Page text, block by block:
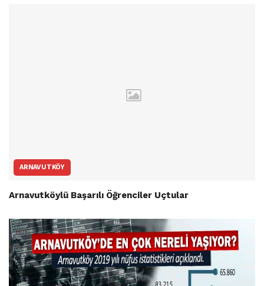
ARNAVUTKÖY
Arnavutköylü Başarılı Öğrenciler Uçtular